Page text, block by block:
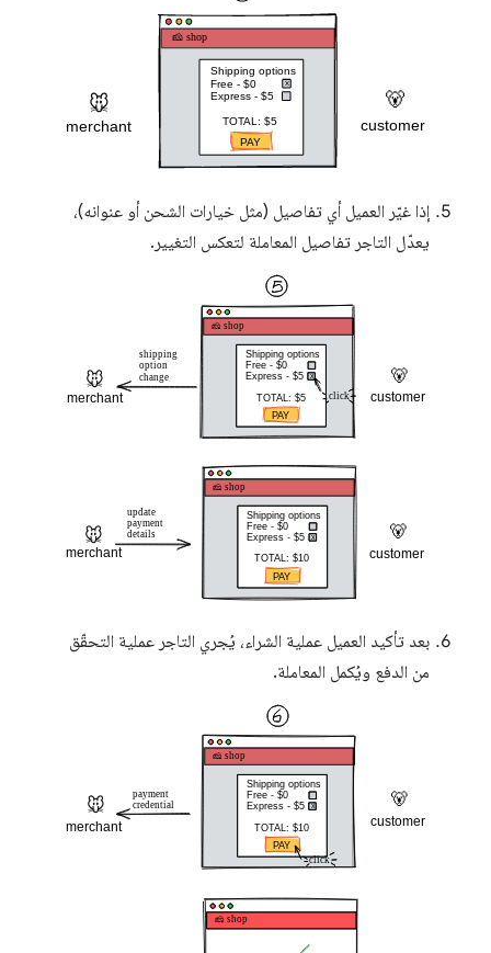
إذا غيّر العميل أي تفاصيل (مثل خيارات الشحن أو عنوانه)،
يعدّل التاجر تفاصيل المعاملة لتعكس التغيير.
بعد تأكيد العميل عملية الشراء، يُجري التاجر عملية التحقّق
من الدفع ويُكمل المعاملة.